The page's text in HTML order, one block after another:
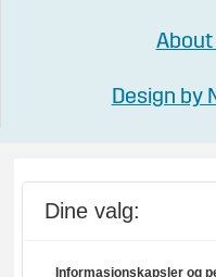
About
Design by
Dine valg:
Informasjonskapsler og